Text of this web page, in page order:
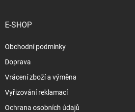
E-SHOP
Obchodní podmínky
Doprava
Vrácení zboží a výměna
Vyřizování reklamací
Ochrana osobních údajů